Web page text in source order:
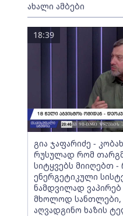
ახალი ამბები
გია ჯაფარიძე -
რუსულად რომ
სიტყვებს მიიღებთ -
ენერგეტიკული
ნამდვილად ვაპირებ
მხოლოდ სანთლები,
აღვადგინო ხაზის
18:39